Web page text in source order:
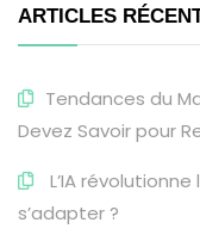
ARTICLES
Tendances du
Devez Savoir pour
L’IA
s’adapter ?